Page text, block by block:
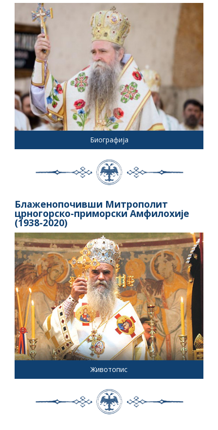
Биографија
Блаженопочивши Митрополит
црногорско-приморски Амфилохије
(1938-2020)
Животопис